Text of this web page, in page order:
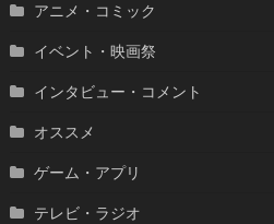
アニメ・コミック
イベント・映画祭
インタビュー・コメント
オススメ
ゲーム・アプリ
テレビ・ラジオ